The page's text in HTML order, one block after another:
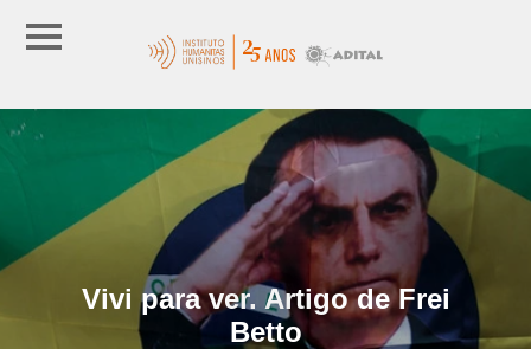
Vivi para ver. Artigo de Frei
Betto